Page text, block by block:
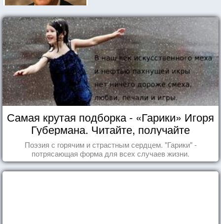
Самая крутая подборка - «Гарики» Игоря
Губермана. Читайте, получайте
удовольствие!
Поэзия с горячим и страстным сердцем. "Гарики" -
потрясающая форма для всех случаев жизни.